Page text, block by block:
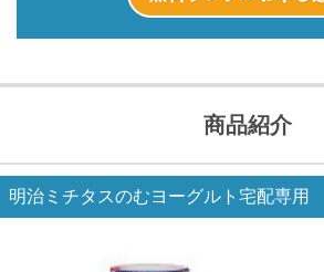
商品紹介
明治ミチタスのむヨーグルト宅配専用